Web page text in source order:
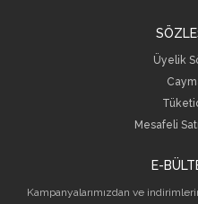
Üyelik
Mesafeli
E-
Kampanyalarımızdan ve